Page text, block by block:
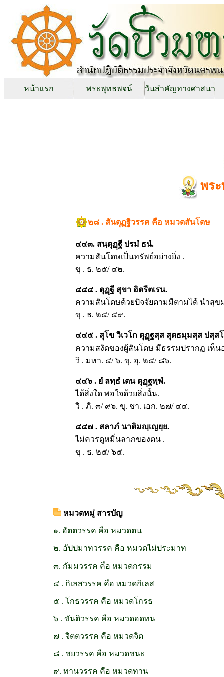
หน้าแรก พระพุทธพจน์ วันสำคัญทางศาสนา
พร
๒๘ . สันตุฏฐิวรรค คือ หมวดสันโดษ
๔๔๓. สนฺตุฏฺฐี ปรมํ ธนํ.
ความสันโดษเป็นทรัพย์อย่างยิ่ง .
ขุ . ธ. ๒๕/ ๔๒.
๔๔๔ . ตุฏฺฐี สุขา อิตรีตเรน.
ความสันโดษด้วยปัจจัยตามมีตามได้ นำสุข
ขุ . ธ. ๒๕/ ๕๙.
๔๔๕ . สุโข วิเวโก ตุฏฺฐสฺส สุตธมฺมสฺส ปสฺส
ความสงัดของผู้สันโดษ มีธรรมปรากฏ เห็น
วิ . มหา. ๔/ ๖. ขุ. อุ. ๒๕/ ๘๖.
๔๔๖ . ยํ ลทฺธํ เตน ตุฏฺฐพฺพํ.
ได้สิ่งใด พอใจด้วยสิ่งนั้น.
วิ . ภิ. ๓/ ๙๖. ขุ. ชา. เอก. ๒๗/ ๔๔.
๔๔๗ . สลาภํ นาติมญฺเญยฺย.
ไม่ควรดูหมิ่นลาภของตน .
ขุ . ธ. ๒๕/ ๖๕.
หมวดหมู่ สารบัญ
๑. อัตตวรรค คือ หมวดตน
๒. อัปปมาทวรรค คือ หมวดไม่ประมาท
๓. กัมมวรรค คือ หมวดกรรม
๔ . กิเลสวรรค คือ หมวดกิเลส
๕ . โกธวรรค คือ หมวดโกรธ
๖ . ขันติวรรค คือ หมวดอดทน
๗ . จิตตวรรค คือ หมวดจิต
๘ . ชยวรรค คือ หมวดชนะ
๙. ทานวรรค คือ หมวดทาน